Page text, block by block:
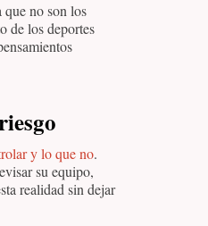
que no son los
de los deportes
y lo que no.
su equipo,
realidad sin dejar